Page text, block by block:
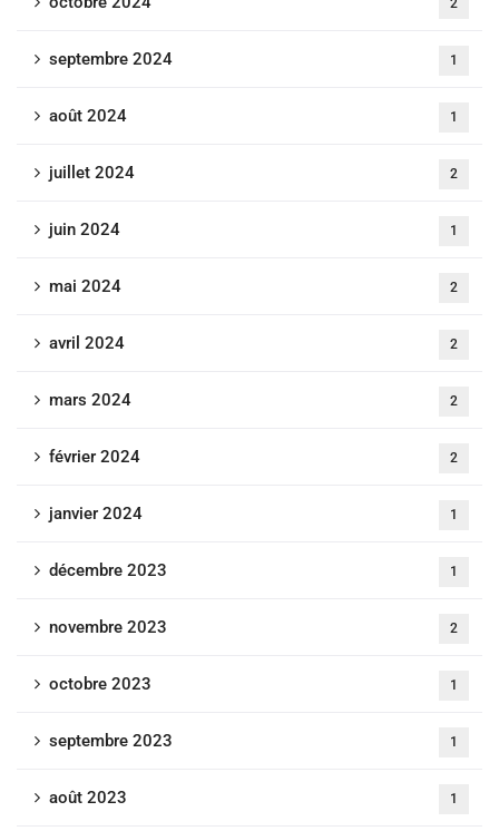
septembre 2024 1
août 2024 1
juillet 2024 2
juin 2024 1
mai 2024 2
avril 2024 2
mars 2024 2
février 2024 2
janvier 2024 1
décembre 2023 1
novembre 2023 2
octobre 2023 1
septembre 2023 1
août 2023 1